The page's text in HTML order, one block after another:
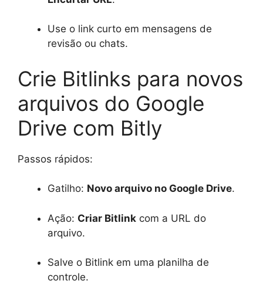
Use o link curto em mensagens de
revisão ou chats.
Crie Bitlinks para novos
arquivos do Google
Drive com Bitly
Passos rápidos:
Gatilho: Novo arquivo no Google Drive.
Ação: Criar Bitlink com a URL do
arquivo.
Salve o Bitlink em uma planilha de
controle.